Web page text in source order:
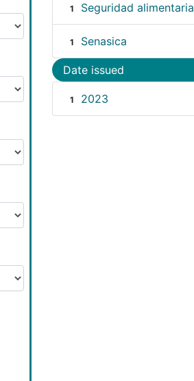
1 Seguridad alimentaria
1 Senasica
Date issued
1 2023